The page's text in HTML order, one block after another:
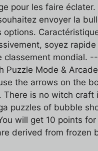
pour les faire
envoyer la
soyez
classement
Mode &
the arrows on the
is no witch
puzzles of bubble
will get 10 points
derived from